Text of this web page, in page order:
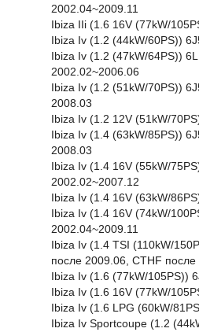
2002.04~2009.11
Ibiza IIi (1.6 16V (77kW/
Ibiza Iv (1.2 (44kW/60PS))
Ibiza Iv (1.2 (47kW/64PS))
2002.02~2006.06
Ibiza Iv (1.2 (51kW/70PS))
2008.03
Ibiza Iv (1.2 12V (51kW/
Ibiza Iv (1.4 (63kW/85PS))
2008.03
Ibiza Iv (1.4 16V (55kW/
2002.02~2007.12
Ibiza Iv (1.4 16V (63kW/
Ibiza Iv (1.4 16V (74kW/
2002.04~2009.11
Ibiza Iv (1.4 TSI (110kW/
после 2009.06, CTHF
Ibiza Iv (1.6 (77kW/105PS))
Ibiza Iv (1.6 16V (77kW/
Ibiza Iv (1.6 LPG (60kW/
Ibiza Iv Sportcoupe (1.2